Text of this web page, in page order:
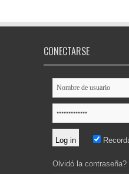
CONECTARSE
Olvidó la contraseña?